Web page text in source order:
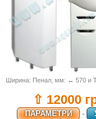
Ширина: Пенал, мм: ↔ 570 и
⇧ 12000
ПАРАМЕТРИ -